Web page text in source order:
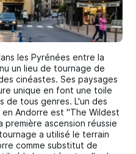
les Pyrénées entre la
un lieu de tournage de
cinéastes. Ses paysages
unique en font une toile
de tous genres. L'un des
Andorre est "The Wildest
première ascension réussie
a utilisé le terrain
comme substitut de